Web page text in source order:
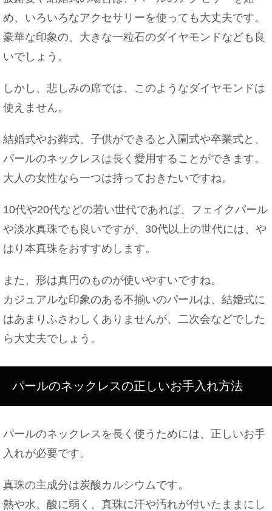
め、いろいろなアクセサリーを使っても大丈夫です。
豪華な印象の、大きな一粒石のダイヤモンドなども良
いでしょう。
しかし、悲しみの席では、このようなダイヤモンドは
使えません。
結婚式やお葬式、子供ができると入園式や卒業式と、
パールのネックレスは長く愛用することができます。
大人の女性なら一つは持っておきたいですね。
10代や20代などの若い世代であれば、フェイクパール
や淡水真珠でも良いですが、30代以上の世代には、や
はり本真珠をおすすめします。
また、形は真円のものが使いやすいですね。
カジュアルな印象のある不揃いのパールは、結婚式に
はあまりふさわしくありませんが、二次会などでした
ら大丈夫でしょう。
パールのネックレスの正しいお手入れ方法
パールのネックレスを長く使うためには、正しいお手
入れが必要です。
真珠の主成分は炭酸カルシウムです。
熱や水、酸に弱く、真珠に汗や汚れが付いたままにし